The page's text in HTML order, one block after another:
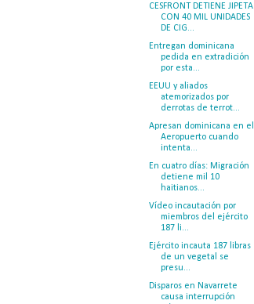
CESFRONT DETIENE JIPETA
CON 40 MIL UNIDADES
DE CIG...
Entregan dominicana
pedida en extradición
por esta...
EEUU y aliados
atemorizados por
derrotas de terrot...
Apresan dominicana en el
Aeropuerto cuando
intenta...
En cuatro días: Migración
detiene mil 10
haitianos...
Vídeo incautación por
miembros del ejército
187 li...
Ejército incauta 187 libras
de un vegetal se
presu...
Disparos en Navarrete
causa interrupción